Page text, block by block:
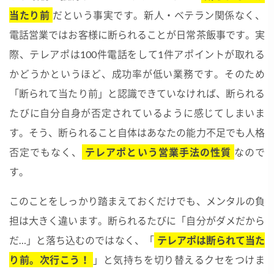
当たり前 だという事実です。新人・ベテラン関係なく、
電話営業ではお客様に断られることが日常茶飯事です。実
際、テレアポは100件電話をして1件アポイントが取れる
かどうかというほど、成功率が低い業務です。そのため
「断られて当たり前」と認識できていなければ、断られる
たびに自分自身が否定されているように感じてしまいま
す。そう、断られること自体はあなたの能力不足でも人格
否定でもなく、
テレアポという営業手法の性質 なので
す。
このことをしっかり踏まえておくだけでも、メンタルの負
担は大きく違います。断られるたびに「自分がダメだから
だ…」と落ち込むのではなく、「 テレアポは断られて当た
り前。次行こう！
」と気持ちを切り替えるクセをつけま